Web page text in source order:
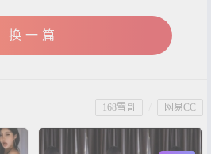
换一篇
网易CC
168雪哥